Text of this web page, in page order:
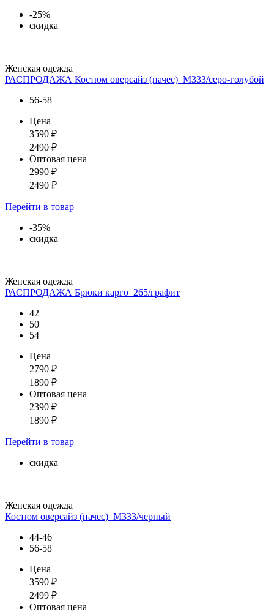
-25%
скидка
Женская одежда
РАСПРОДАЖА Костюм оверсайз (начес)_М333/серо-голубой
56-58
Цена
3590 ₽
2490 ₽
Оптовая цена
2990 ₽
2490 ₽
Перейти в товар
-35%
скидка
Женская одежда
РАСПРОДАЖА Брюки карго_265/графит
42
50
54
Цена
2790 ₽
1890 ₽
Оптовая цена
2390 ₽
1890 ₽
Перейти в товар
скидка
Женская одежда
Костюм оверсайз (начес)_М333/черный
44-46
56-58
Цена
3590 ₽
2499 ₽
Оптовая цена